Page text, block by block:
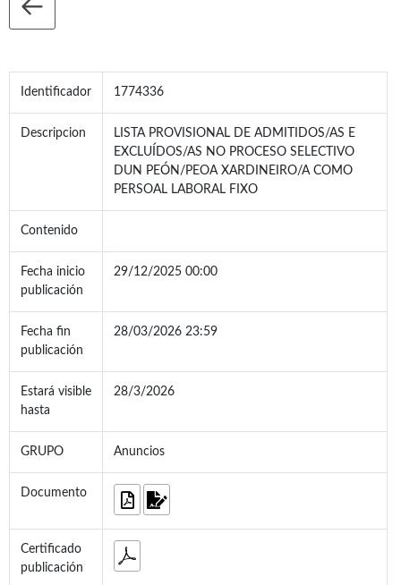
Identificador 1774336
Descripcion
LISTA PROVISIONAL DE ADMITIDOS/AS E
EXCLUÍDOS/AS NO PROCESO SELECTIVO
DUN PEÓN/PEOA XARDINEIRO/A COMO
PERSOAL LABORAL FIXO
Contenido
Fecha inicio
publicación
29/12/2025 00:00
Fecha fin
publicación
28/03/2026 23:59
Estará visible
hasta
28/3/2026
GRUPO Anuncios
Documento
Certificado
publicación